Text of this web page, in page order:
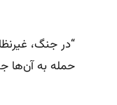
“در جنگ،
حمله به آن‌ها